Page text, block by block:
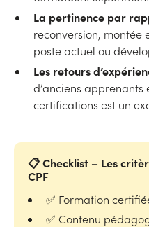
La pertinence par
reconversion, montée
poste actuel ou
Les retours
d’anciens apprenants
certifications est un
📋 Checklist – Les
CPF
✅ Formation
✅ Contenu